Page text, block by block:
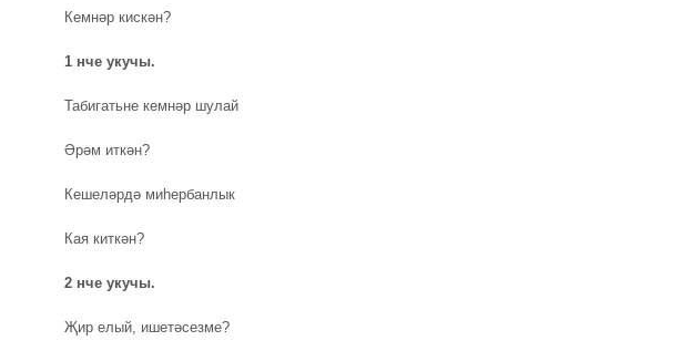
Кемнәр кискән?
1 нче укучы.
Табигатьне кемнәр шулай
Әрәм иткән?
Кешеләрдә миһербанлык
Кая киткән?
2 нче укучы.
Җир елый, ишетәсезме?